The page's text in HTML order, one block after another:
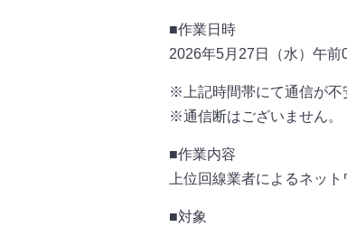
■作業日時
2026年5月27日（水）午
※上記時間帯にて通信が不
※通信断はございません。
■作業内容
上位回線業者によるネッ
■対象